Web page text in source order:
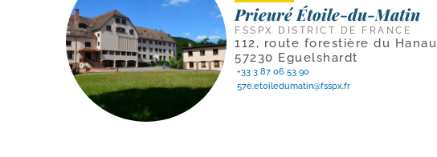
Prieuré Étoile-du-Matin
FSSPX DISTRICT DE FRANCE
112, route forestière du Hanau
57230 Eguelshardt
+33 3 87 06 53 90
57e.etoiledumatin@fsspx.fr